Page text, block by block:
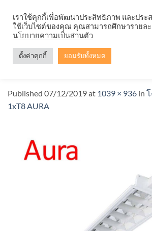
content
Published 07/12/2019at 1039 × 936 in
1xT8 AURA
เราใช้คุกกี้เพื่อพัฒนาประสิทธิภาพ และปร
ใช้เว็บไซต์ของคุณ คุณสามารถศึกษารายละ
นโยบายความเป็นส่วนตัว
ตั้งค่าคุกกี้ ยอมรับทั้งหมด